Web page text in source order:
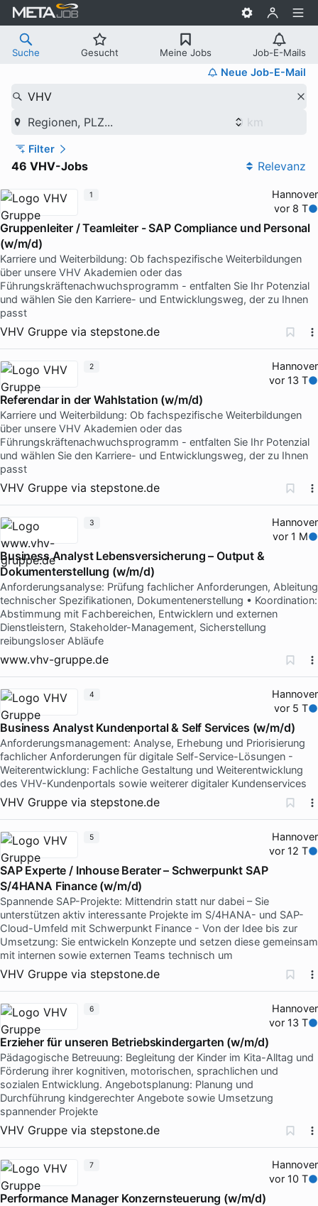
Suche Gesucht Meine Jobs Job-E-Mails
Neue Job-E-Mail
VHV
Regionen, PLZ...
Filter
46 VHV-Jobs Relevanz
Hannover
vor 8 T
Gruppenleiter / Teamleiter - SAP Compliance und Personal
(w/m/d)
Karriere und Weiterbildung: Ob fachspezifische Weiterbildungen
über unsere VHV Akademien oder das
Führungskräftenachwuchsprogramm - entfalten Sie Ihr Potenzial
und wählen Sie den Karriere- und Entwicklungsweg, der zu Ihnen
passt
VHV Gruppe via stepstone.de
1
Hannover
vor 13 T
Referendar in der Wahlstation (w/m/d)
Karriere und Weiterbildung: Ob fachspezifische Weiterbildungen
über unsere VHV Akademien oder das
Führungskräftenachwuchsprogramm - entfalten Sie Ihr Potenzial
und wählen Sie den Karriere- und Entwicklungsweg, der zu Ihnen
passt
VHV Gruppe via stepstone.de
2
Hannover
vor 1 M
Business Analyst Lebensversicherung – Output &
Dokumenterstellung (w/m/d)
Anforderungsanalyse: Prüfung fachlicher Anforderungen, Ableitung
technischer Spezifikationen, Dokumentenerstellung • Koordination:
Abstimmung mit Fachbereichen, Entwicklern und externen
Dienstleistern, Stakeholder-Management, Sicherstellung
reibungsloser Abläufe
www.vhv-gruppe.de
3
Hannover
vor 5 T
Business Analyst Kundenportal & Self Services (w/m/d)
Anforderungsmanagement: Analyse, Erhebung und Priorisierung
fachlicher Anforderungen für digitale Self-Service-Lösungen -
Weiterentwicklung: Fachliche Gestaltung und Weiterentwicklung
des VHV-Kundenportals sowie weiterer digitaler Kundenservices
VHV Gruppe via stepstone.de
4
Hannover
vor 12 T
SAP Experte / Inhouse Berater – Schwerpunkt SAP
S/4HANA Finance (w/m/d)
Spannende SAP-Projekte: Mittendrin statt nur dabei – Sie
unterstützen aktiv interessante Projekte im S/4HANA- und SAP-
Cloud-Umfeld mit Schwerpunkt Finance - Von der Idee bis zur
Umsetzung: Sie entwickeln Konzepte und setzen diese gemeinsam
mit internen sowie externen Teams technisch um
VHV Gruppe via stepstone.de
5
Hannover
vor 13 T
Erzieher für unseren Betriebskindergarten (w/m/d)
Pädagogische Betreuung: Begleitung der Kinder im Kita-Alltag und
Förderung ihrer kognitiven, motorischen, sprachlichen und
sozialen Entwicklung. Angebotsplanung: Planung und
Durchführung kindgerechter Angebote sowie Umsetzung
spannender Projekte
VHV Gruppe via stepstone.de
6
Hannover
vor 10 T
Performance Manager Konzernsteuerung (w/m/d)
7